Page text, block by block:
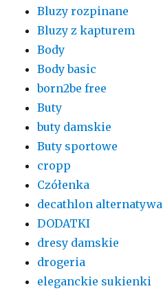
Bluzy rozpinane
Bluzy z kapturem
Body
Body basic
born2be free
Buty
buty damskie
Buty sportowe
cropp
Czółenka
decathlon alternatywa
DODATKI
dresy damskie
drogeria
eleganckie sukienki